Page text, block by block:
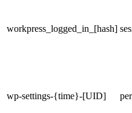
workpress_logged_in_[hash]
wp-settings-{time}-[UID]